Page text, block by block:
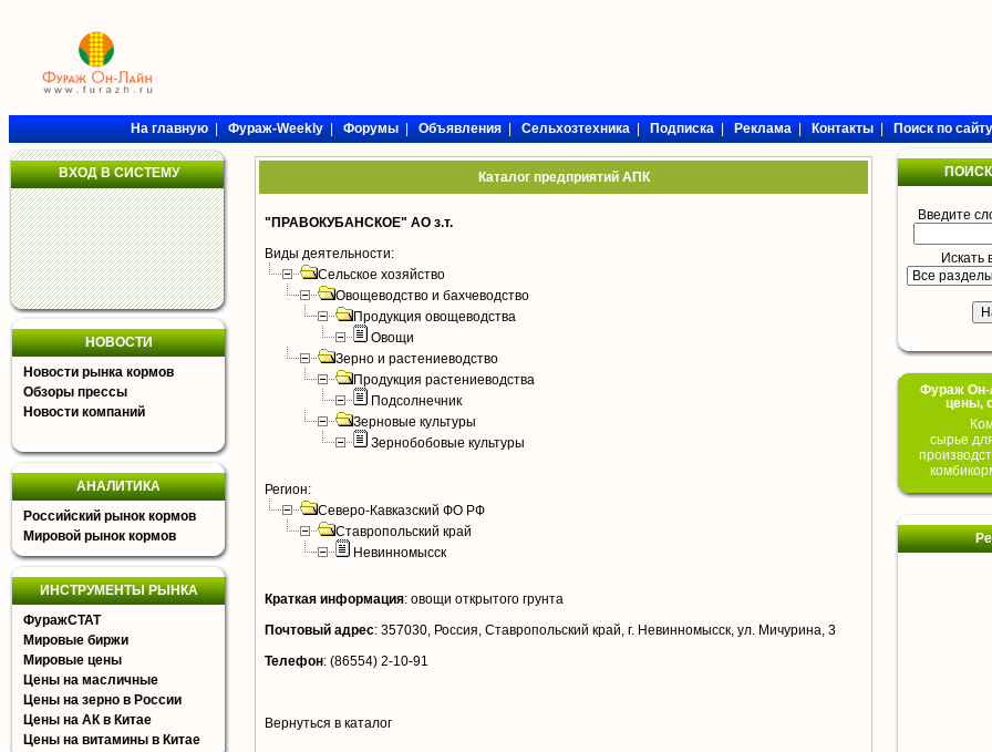
На главную|Фураж-Weekly|Форумы|Объявления|Сельхозтехника|Подписка|Реклама|Контакты|Поиск по сайту
ВХОД В СИСТЕМУ
НОВОСТИ
Новости рынка кормов
Обзоры прессы
Новости компаний
АНАЛИТИКА
Российский рынок кормов
Мировой рынок кормов
ИНСТРУМЕНТЫ РЫНКА
ФуражСТАТ
Мировые биржи
Мировые цены
Цены на масличные
Цены на зерно в России
Цены на АК в Китае
Цены на витамины в Китае
Каталог предприятий АПК
"ПРАВОКУБАНСКОЕ" АО з.т.
Виды деятельности:
Сельское хозяйство
Овощеводство и бахчеводство
Продукция овощеводства
Овощи
Зерно и растениеводство
Продукция растениеводства
Подсолнечник
Зерновые культуры
Зернобобовые культуры
Регион:
Северо-Кавказский ФО РФ
Ставропольский край
Невинномысск
Краткая информация: овощи открытого грунта
Почтовый адрес: 357030, Россия, Ставропольский край, г. Невинномысск, ул. Мичурина, 3
Телефон: (86554) 2-10-91
Вернуться в каталог
Введите
Искать
Фураж Он-
цены,
сырье